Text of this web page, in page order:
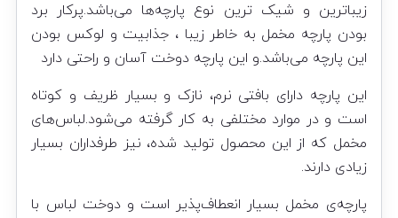
زیباترین و شیک ترین نوع پارچه‌ها می‌باشد.پرکار برد
بودن پارچه مخمل به خاطر زیبا ، جذابیت و لوکس بودن
این پارچه می‌باشد.و این پارچه دوخت آسان و راحتی دارد
این پارچه دارای بافتی نرم، نازک و بسیار ظریف و کوتاه
است و در موارد مختلفی به کار گرفته می‌شود.لباس‌های
مخمل که از این محصول تولید شده، نیز طرفداران بسیار
زیادی دارند.
پارچه‌ی مخمل بسیار انعطاف‌پذیر است و دوخت لباس با